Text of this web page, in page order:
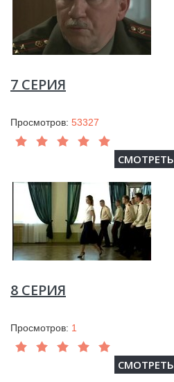
7 СЕРИЯ
Просмотров: 53327
СМОТРЕТЬ
8 СЕРИЯ
Просмотров: 1
СМОТРЕТЬ